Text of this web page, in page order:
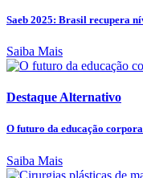
Saeb 2025: Brasil recupera
Saiba Mais
Destaque Alternativo
O futuro da educação
Saiba Mais